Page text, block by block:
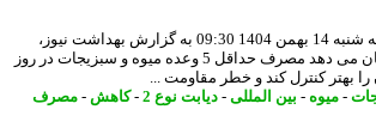
291069 تاریخ انتشار: سه شنبه 14 بهمن 1404 09:30 به گزارش بهداشت نیوز،
تحقیقات بین المللی نشان می دهد مصرف حداقل 5 وعده میوه و سبزیجات در روز
کنترل کند و خطر مقاومت ...
میوه-بین المللی-دیابت نوع 2 -کاهش-مصرف